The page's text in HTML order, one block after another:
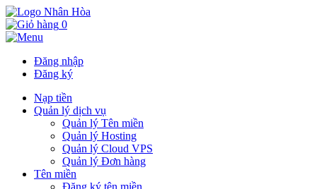
0
Đăng nhập
Đăng ký
Nạp tiền
Quản lý dịch vụ
Quản lý Tên miền
Quản lý Hosting
Quản lý Cloud VPS
Quản lý Đơn hàng
Tên miền
Đăng ký tên miền